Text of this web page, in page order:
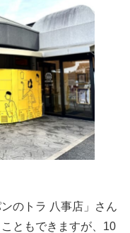
のトラ 八事店」さん
ともできますが、10